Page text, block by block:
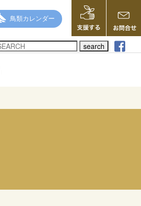
鳥類カレンダー
search